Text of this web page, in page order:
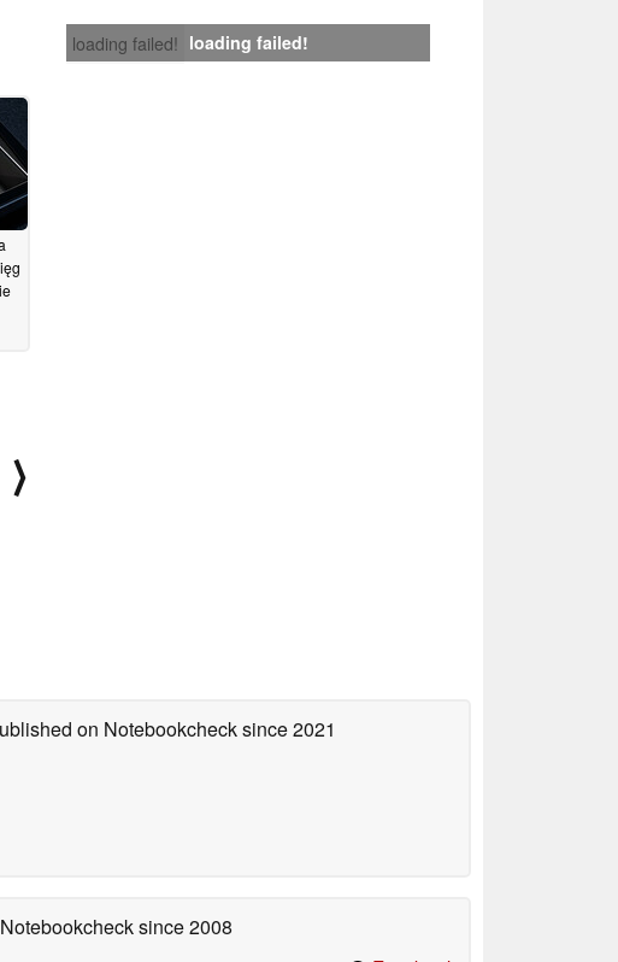
loading failed! loading failed!
⟩
on Notebookchecksince 2021
since 2008